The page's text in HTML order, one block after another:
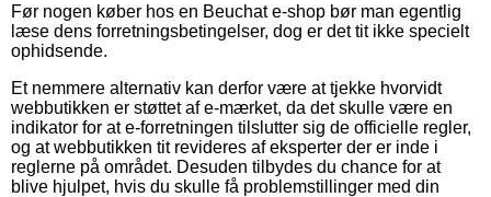
Før nogen køber hos en Beuchat e-shop bør man egentlig
læse dens forretningsbetingelser, dog er det tit ikke specielt
ophidsende.
Et nemmere alternativ kan derfor være at tjekke hvorvidt
webbutikken er støttet af e-mærket, da det skulle være en
indikator for at e-forretningen tilslutter sig de officielle regler,
og at webbutikken tit revideres af eksperter der er inde i
reglerne på området. Desuden tilbydes du chance for at
blive hjulpet, hvis du skulle få problemstillinger med din